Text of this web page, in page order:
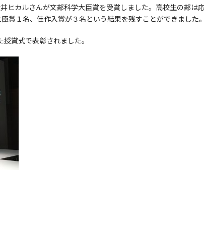
ヒカルさんが文部科学大臣賞を受賞しました。高校生の部は
賞１名、佳作入賞が３名という結果を残すことができました。
賞式で表彰されました。